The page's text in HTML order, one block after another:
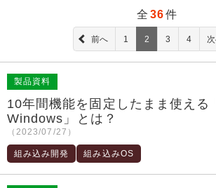
全 36件
前へ 1 2 3 4
製品資料
10年間機能を固定したまま使える
Windows」とは？
（2023/07/27）
組み込み開発 組み込みOS